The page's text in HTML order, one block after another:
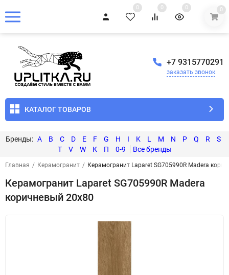
0 0 0 0
+7 9315770291
заказать звонок
КАТАЛОГ ТОВАРОВ
A B C D E F G H I K L M N P Q R
S
T
V W К П 0-9
Главная / Керамогранит / Керамогранит Laparet SG705990R Madera
Керамогранит Laparet SG705990R Madera
коричневый 20x80